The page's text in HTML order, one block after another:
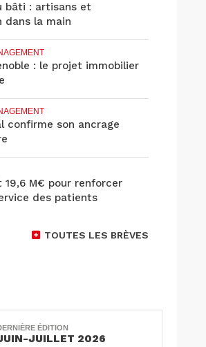
bâti : artisans et
dans la main
: le projet immobilier
confirme son ancrage
19,6 M€ pour renforcer
des patients
TOUTES LES BRÈVES
ÉDITION
JUILLET 2026